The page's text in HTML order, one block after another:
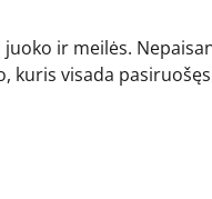
ir meilės.
kuris visada pasiruošęs